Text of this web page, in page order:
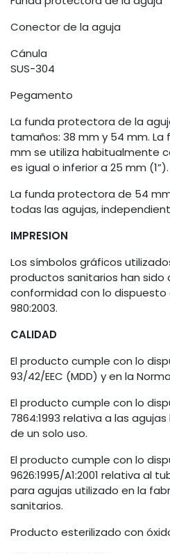
Conector de la
Cánula Acero
SUS-304
Pegamento
La funda protectora de la
tamaños: 38 mm y 54 mm.
mm se utiliza habitualmente
es igual o inferior a 25 mm (1”).
La funda protectora de 54
todas las agujas,
IMPRESION
Los símbolos gráficos
productos sanitarios han sido
conformidad con lo dispuesto
980:2003.
CALIDAD
El producto cumple con lo
93/42/EEC (MDD) y en la
El producto cumple con lo
7864:1993 relativa a las
de un solo uso.
El producto cumple con lo
9626:1995/A1:2001 relativa al
para agujas utilizado en la
sanitarios.
Producto esterilizado con